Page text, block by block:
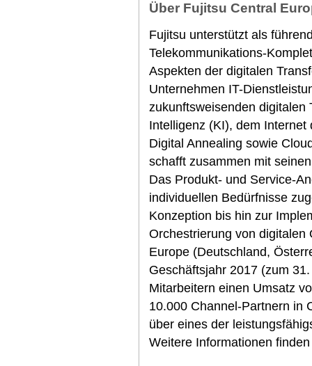
Über Fujitsu Central
Fujitsu unterstützt als
Telekommunikations-
Aspekten der digitalen
Unternehmen IT-
zukunftsweisenden digitalen
Intelligenz (KI), dem
Digital Annealing sowie
schafft zusammen mit
Das Produkt- und Service-
individuellen Bedürfnisse
Konzeption bis hin zur
Orchestrierung von digitalen
Europe (Deutschland,
Geschäftsjahr 2017 (zum
Mitarbeitern einen Umsatz
10.000 Channel-Partnern in
über eines der
Weitere Informationen